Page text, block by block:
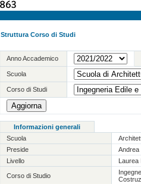
Struttura Corso di Studi
Anno Accademico
Scuola
Corso di Studi
Informazioni generali
Scuola
Preside
Andrea
Livello
Laurea
Corso di Studio